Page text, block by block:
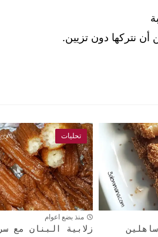
نتركها دون تزيين.
تحليات
منذ بضع اعوام
زلابية البنان مع سر